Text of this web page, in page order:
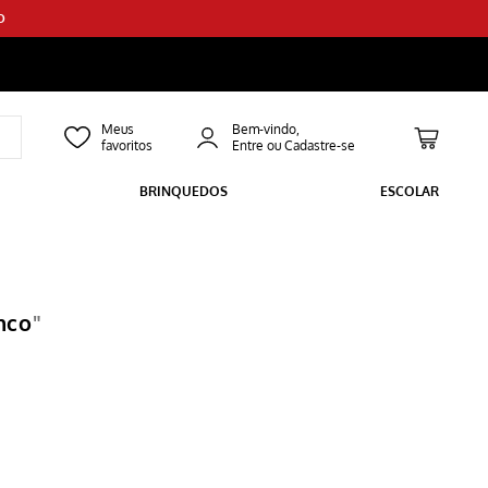
Bem-vindo,
BRINQUEDOS ESCOLAR
"